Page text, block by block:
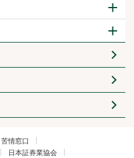
情窓口
日本証券業協会